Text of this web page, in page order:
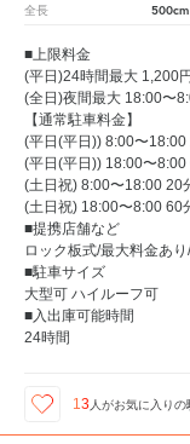
全長 500cm
■上限料金
(平日)24時間最大 1,200
(全日)夜間最大 18:00〜
【通常駐車料金】
(平日(平日)) 8:00〜18:00
(平日(平日)) 18:00〜8:00
(土日祝) 8:00〜18:00 20
(土日祝) 18:00〜8:00 60
■提携店舗など
ロック板式/最大料金あり/
■駐車サイズ
大型可 ハイルーフ可
■入出庫可能時間
24時間
13 人がお気に入りの